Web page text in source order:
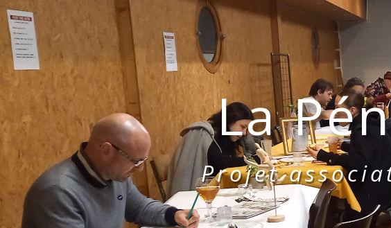
La
Projet